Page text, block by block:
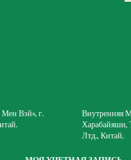
Вэй», г.
Внутренняя
Харабайяши,
Лтд., Китай.